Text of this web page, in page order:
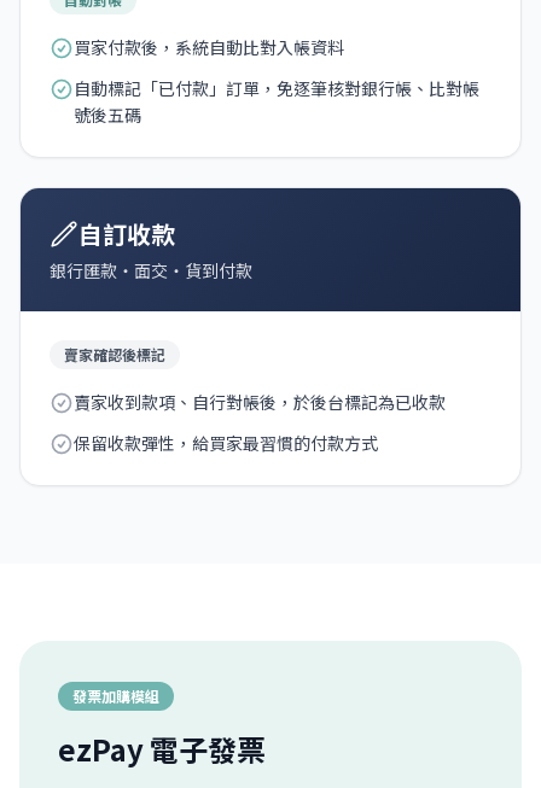
買家付款後，系統自動比對入帳資料
自動標記「已付款」訂單，免逐筆核對銀行帳、比對帳
號後五碼
自訂收款
銀行匯款・面交・貨到付款
賣家確認後標記
賣家收到款項、自行對帳後，於後台標記為已收款
保留收款彈性，給買家最習慣的付款方式
發票加購模組
ezPay 電子發票